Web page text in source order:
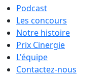
Podcast
Les concours
Notre histoire
Prix Cinergie
L'équipe
Contactez-nous